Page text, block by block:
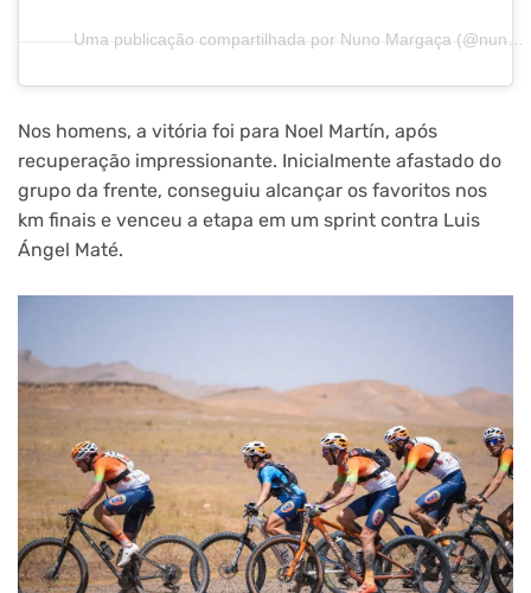
Nos homens, a vitória foi para Noel Martín, após
recuperação impressionante. Inicialmente afastado do
grupo da frente, conseguiu alcançar os favoritos nos
km finais e venceu a etapa em um sprint contra Luis
Ángel Maté.